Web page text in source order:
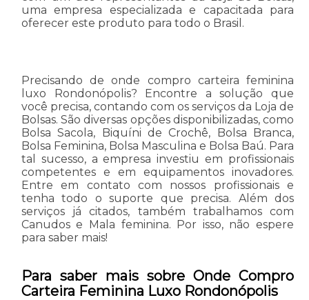
uma empresa especializada e capacitada para
oferecer este produto para todo o Brasil.
Precisando de onde compro carteira feminina
luxo Rondonópolis? Encontre a solução que
você precisa, contando com os serviços da Loja de
Bolsas. São diversas opções disponibilizadas, como
Bolsa Sacola, Biquíni de Crochê, Bolsa Branca,
Bolsa Feminina, Bolsa Masculina e Bolsa Baú. Para
tal sucesso, a empresa investiu em profissionais
competentes e em equipamentos inovadores.
Entre em contato com nossos profissionais e
tenha todo o suporte que precisa. Além dos
serviços já citados, também trabalhamos com
Canudos e Mala feminina. Por isso, não espere
para saber mais!
Para saber mais sobre Onde Compro
Carteira Feminina Luxo Rondonópolis